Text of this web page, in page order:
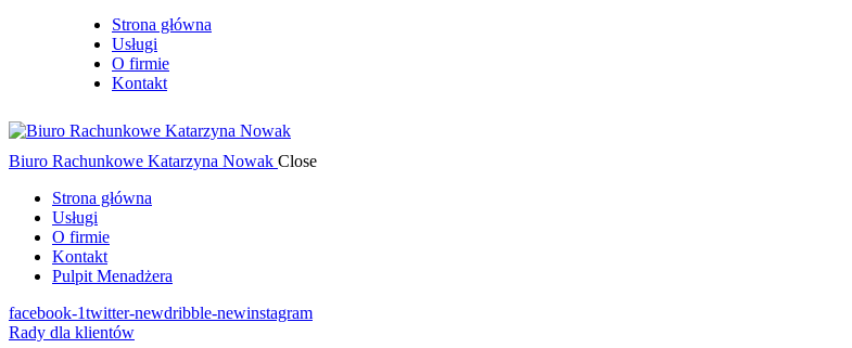
Strona główna
Usługi
O firmie
Kontakt
Biuro Rachunkowe Katarzyna Nowak Close
Strona główna
Usługi
O firmie
Kontakt
Pulpit Menadżera
facebook-1twitter-newdribble-newinstagram
Rady dla klientów